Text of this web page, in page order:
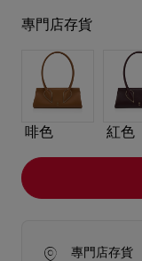
專門店存貨
啡色 紅色
專門店存貨